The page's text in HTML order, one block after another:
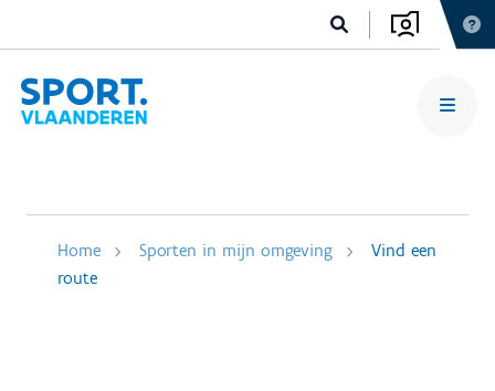
Home Sporten in mijn omgeving
Vind een
route